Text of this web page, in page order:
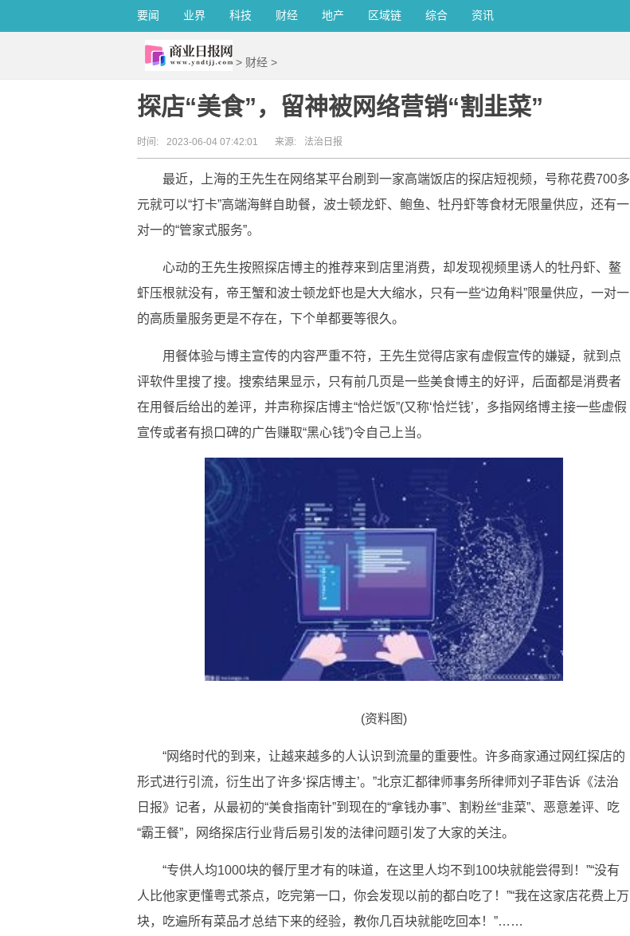
要闻 业界 科技 财经 地产 区域链 综合 资讯
> 财经 >
探店“美食”，留神被网络营销“割韭菜”
时间: 2023-06-04 07:42:01 来源: 法治日报
最近，上海的王先生在网络某平台刷到一家高端饭店的探店短视频，号称花费700多
元就可以“打卡”高端海鲜自助餐，波士顿龙虾、鲍鱼、牡丹虾等食材无限量供应，还有一
对一的“管家式服务”。
心动的王先生按照探店博主的推荐来到店里消费，却发现视频里诱人的牡丹虾、鳌
虾压根就没有，帝王蟹和波士顿龙虾也是大大缩水，只有一些“边角料”限量供应，一对一
的高质量服务更是不存在，下个单都要等很久。
用餐体验与博主宣传的内容严重不符，王先生觉得店家有虚假宣传的嫌疑，就到点
评软件里搜了搜。搜索结果显示，只有前几页是一些美食博主的好评，后面都是消费者
在用餐后给出的差评，并声称探店博主“恰烂饭”(又称‘恰烂钱’，多指网络博主接一些虚假
宣传或者有损口碑的广告赚取“黑心钱”)令自己上当。
(资料图)
“网络时代的到来，让越来越多的人认识到流量的重要性。许多商家通过网红探店的
形式进行引流，衍生出了许多‘探店博主’。”北京汇都律师事务所律师刘子菲告诉《法治
日报》记者，从最初的“美食指南针”到现在的“拿钱办事”、割粉丝“韭菜”、恶意差评、吃
“霸王餐”，网络探店行业背后易引发的法律问题引发了大家的关注。
“专供人均1000块的餐厅里才有的味道，在这里人均不到100块就能尝得到！”“没有
人比他家更懂粤式茶点，吃完第一口，你会发现以前的都白吃了！”“我在这家店花费上万
块，吃遍所有菜品才总结下来的经验，教你几百块就能吃回本！”……